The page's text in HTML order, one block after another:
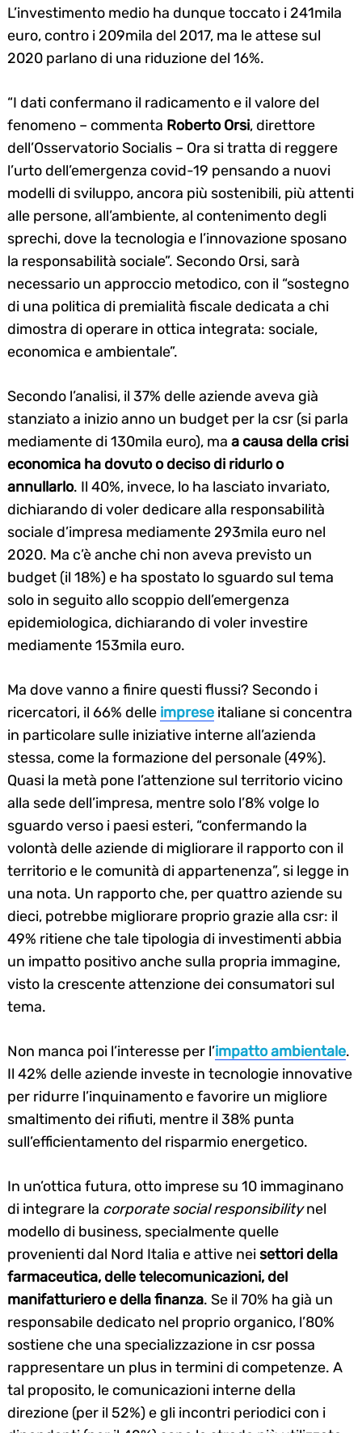
L’investimento medio ha dunque toccato i 241mila
euro, contro i 209mila del 2017, ma le attese sul
2020 parlano di una riduzione del 16%.
“I dati confermano il radicamento e il valore del
fenomeno – commenta Roberto Orsi, direttore
dell’Osservatorio Socialis – Ora si tratta di reggere
l’urto dell’emergenza covid-19 pensando a nuovi
modelli di sviluppo, ancora più sostenibili, più attenti
alle persone, all’ambiente, al contenimento degli
sprechi, dove la tecnologia e l’innovazione sposano
la responsabilità sociale”. Secondo Orsi, sarà
necessario un approccio metodico, con il “sostegno
di una politica di premialità fiscale dedicata a chi
dimostra di operare in ottica integrata: sociale,
economica e ambientale”.
Secondo l’analisi, il 37% delle aziende aveva già
stanziato a inizio anno un budget per la csr (si parla
mediamente di 130mila euro), ma a causa della crisi
economica ha dovuto o deciso di ridurlo o
annullarlo. Il 40%, invece, lo ha lasciato invariato,
dichiarando di voler dedicare alla responsabilità
sociale d’impresa mediamente 293mila euro nel
2020. Ma c’è anche chi non aveva previsto un
budget (il 18%) e ha spostato lo sguardo sul tema
solo in seguito allo scoppio dell’emergenza
epidemiologica, dichiarando di voler investire
mediamente 153mila euro.
Ma dove vanno a finire questi flussi? Secondo i
ricercatori, il 66% delle imprese italiane si concentra
in particolare sulle iniziative interne all’azienda
stessa, come la formazione del personale (49%).
Quasi la metà pone l’attenzione sul territorio vicino
alla sede dell’impresa, mentre solo l’8% volge lo
sguardo verso i paesi esteri, “confermando la
volontà delle aziende di migliorare il rapporto con il
territorio e le comunità di appartenenza”, si legge in
una nota. Un rapporto che, per quattro aziende su
dieci, potrebbe migliorare proprio grazie alla csr: il
49% ritiene che tale tipologia di investimenti abbia
un impatto positivo anche sulla propria immagine,
visto la crescente attenzione dei consumatori sul
tema.
Non manca poi l’interesse per l’impatto ambientale.
Il 42% delle aziende investe in tecnologie innovative
per ridurre l’inquinamento e favorire un migliore
smaltimento dei rifiuti, mentre il 38% punta
sull’efficientamento del risparmio energetico.
In un’ottica futura, otto imprese su 10 immaginano
di integrare la corporate social responsibilitynel
modello di business, specialmente quelle
provenienti dal Nord Italia e attive neisettori della
farmaceutica, delle telecomunicazioni, del
manifatturiero e della finanza. Se il 70% ha già un
responsabile dedicato nel proprio organico, l’80%
sostiene che una specializzazione in csr possa
rappresentare un plus in termini di competenze. A
tal proposito, le comunicazioni interne della
direzione (per il 52%) e gli incontri periodici con i
for: